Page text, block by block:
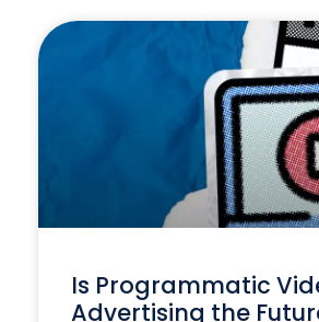
Is Programmatic
Advertising the